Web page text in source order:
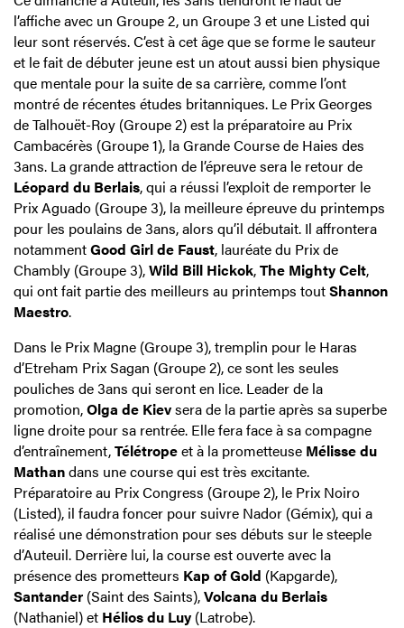
l’affiche avec un Groupe 2, un Groupe 3 et une Listed qui
leur sont réservés. C’est à cet âge que se forme le sauteur
et le fait de débuter jeune est un atout aussi bien physique
que mentale pour la suite de sa carrière, comme l’ont
montré de récentes études britanniques. Le Prix Georges
de Talhouët-Roy (Groupe 2) est la préparatoire au Prix
Cambacérès (Groupe 1), la Grande Course de Haies des
3ans. La grande attraction de l’épreuve sera le retour de
Léopard du Berlais, qui a réussi l’exploit de remporter le
Prix Aguado (Groupe 3), la meilleure épreuve du printemps
pour les poulains de 3ans, alors qu’il débutait. Il affrontera
notammentGood Girl de Faust, lauréate du Prix de
Chambly (Groupe 3),Wild Bill Hickok,The Mighty Celt,
qui ont fait partie des meilleurs au printemps toutShannon
Maestro.
Dans le Prix Magne (Groupe 3), tremplin pour le Haras
d’Etreham Prix Sagan (Groupe 2), ce sont les seules
pouliches de 3ans qui seront en lice. Leader de la
promotion,Olga de Kievsera de la partie après sa superbe
ligne droite pour sa rentrée. Elle fera face à sa compagne
d’entraînement,Télétropeet à la prometteuse Mélisse du
Mathandans une course qui est très excitante.
Préparatoire au Prix Congress (Groupe 2), le Prix Noiro
(Listed), il faudra foncer pour suivre Nador (Gémix), qui a
réalisé une démonstration pour ses débuts sur le steeple
d’Auteuil. Derrière lui, la course est ouverte avec la
présence des prometteurs Kap of Gold (Kapgarde),
Santander (Saint des Saints),Volcana du Berlais
(Nathaniel) et Hélios du Luy (Latrobe).